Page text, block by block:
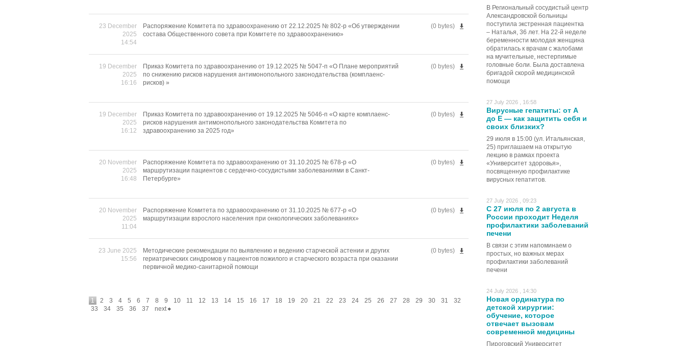
В Региональный сосудистый центр
Александровской больницы
поступила экстренная пациентка
– Наталья, 36 лет. На 22-й неделе
беременности молодая женщина
обратилась к врачам с жалобами
на мучительные, нестерпимые
головные боли. Была доставлена
бригадой скорой медицинской
помощи
27 July 2026 , 16:58
Вирусные гепатиты: от А
до Е — как защитить себя и
своих близких?
29 июля в 15:00 (ул. Итальянская,
25) приглашаем на открытую
лекцию в рамках проекта
«Университет здоровья»,
посвященную профилактике
вирусных гепатитов.
27 July 2026 , 09:23
С 27 июля по 2 августа в
России проходит Неделя
профилактики заболеваний
печени
В связи с этим напоминаем о
простых, но важных мерах
профилактики заболеваний
печени
24 July 2026 , 14:30
Новая ординатура по
детской хирургии:
обучение, которое
отвечает вызовам
современной медицины
Пироговский Университет
23 December
2025
14:54
(0 bytes)
Распоряжение Комитета по здравоохранению от 22.12.2025 № 802-р «Об утверждении
состава Общественного совета при Комитете по здравоохранению»
19 December
2025
16:16
(0 bytes)
Приказ Комитета по здравоохранению от 19.12.2025 № 5047-п «О Плане мероприятий
по снижению рисков нарушения антимонопольного законодательства (комплаенс-
рисков) »
19 December
2025
16:12
(0 bytes)
Приказ Комитета по здравоохранению от 19.12.2025 № 5046-п «О карте комплаенс-
рисков нарушения антимонопольного законодательства Комитета по
здравоохранению за 2025 год»
20 November
2025
16:48
(0 bytes)
Распоряжение Комитета по здравоохранению от 31.10.2025 № 678-р «О
маршрутизации пациентов с сердечно-сосудистыми заболеваниями в Санкт-
Петербурге»
20 November
2025
11:04
(0 bytes)
Распоряжение Комитета по здравоохранению от 31.10.2025 № 677-р «О
маршрутизации взрослого населения при онкологических заболеваниях»
23 June 2025
15:56
(0 bytes)
Методические рекомендации по выявлению и ведению старческой астении и других
гериатрических синдромов у пациентов пожилого и старческого возраста при оказании
первичной медико-санитарной помощи
1 2 3 4 5 6 7 8 9 10 11 12 13 14 15 16 17 18 19 20 21 22 23 24 25 26 27 28 29 30 31
32
33
34 35 36 37 next